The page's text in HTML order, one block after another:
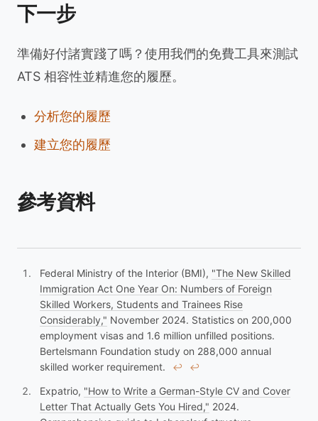
下一步
準備好付諸實踐了嗎？使用我們的免費工具來測試
ATS 相容性並精進您的履歷。
分析您的履歷
建立您的履歷
參考資料
Federal Ministry of the Interior (BMI), "The New Skilled
Immigration Act One Year On: Numbers of Foreign
Skilled Workers, Students and Trainees Rise
Considerably," November 2024. Statistics on 200,000
employment visas and 1.6 million unfilled positions.
Bertelsmann Foundation study on 288,000 annual
skilled worker requirement.
↩︎ ↩︎
Expatrio, "How to Write a German-Style CV and Cover
Letter That Actually Gets You Hired," 2024.